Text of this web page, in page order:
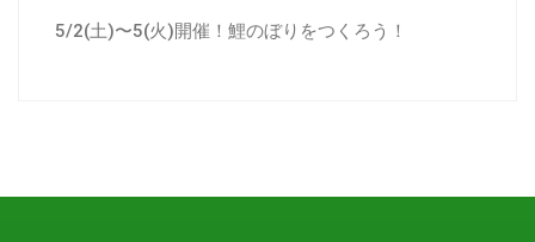
5/2(土)〜5(火)開催！鯉のぼりをつくろう！